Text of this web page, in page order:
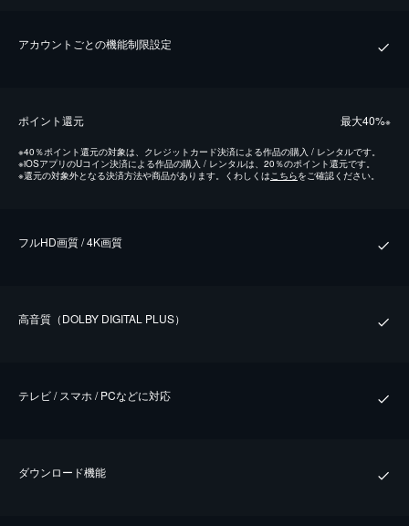
アカウントごとの機能制限設定
ポイント還元 最⼤40%※
※40％ポイント還元の対象は、クレジットカード決済による作品の購入 / レンタルです。
※iOSアプリのUコイン決済による作品の購入 / レンタルは、20％のポイント還元です。
※還元の対象外となる決済方法や商品があります。くわしくはこちらをご確認ください。
フルHD画質 / 4K画質
⾼⾳質（DOLBY DIGITAL PLUS）
テレビ / スマホ / PCなどに対応
ダウンロード機能